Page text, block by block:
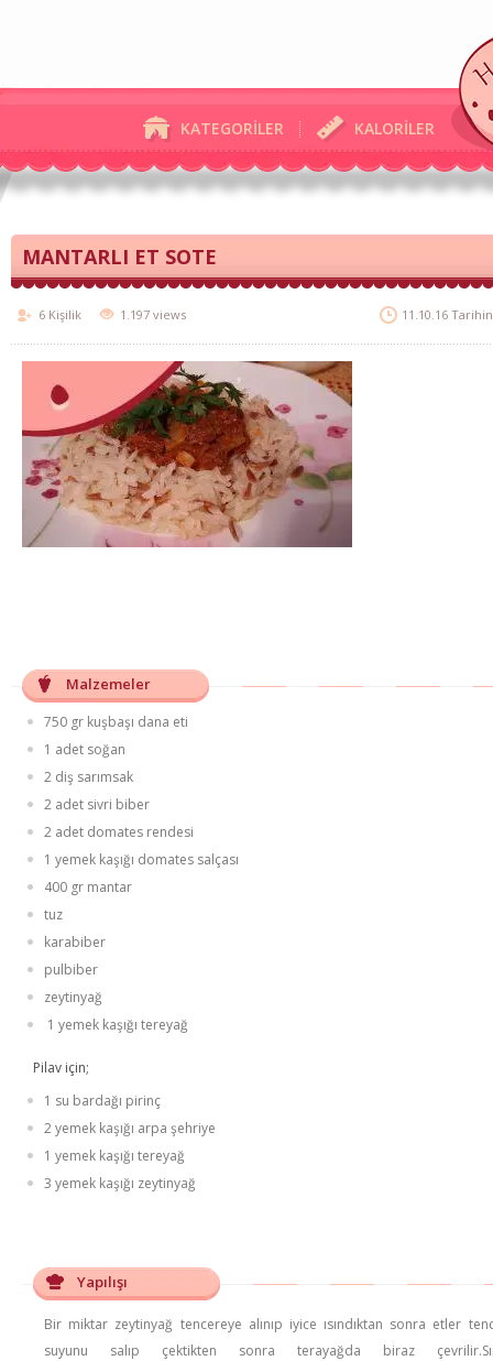
KATEGORİLER KALORİLER
MANTARLI ET SOTE
6 Kişilik 1.197 views 11.10.16
Malzemeler
750 gr kuşbaşı dana eti
1 adet soğan
2 diş sarımsak
2 adet sivri biber
2 adet domates rendesi
1 yemek kaşığı domates salçası
400 gr mantar
tuz
karabiber
pulbiber
zeytinyağ
1 yemek kaşığı tereyağ
Pilav için;
1 su bardağı pirinç
2 yemek kaşığı arpa şehriye
1 yemek kaşığı tereyağ
3 yemek kaşığı zeytinyağ
Yapılışı
Bir miktar zeytinyağ tencereye alınıp iyice ısındıktan sonra etler
suyunu salıp çektikten sonra terayağda biraz